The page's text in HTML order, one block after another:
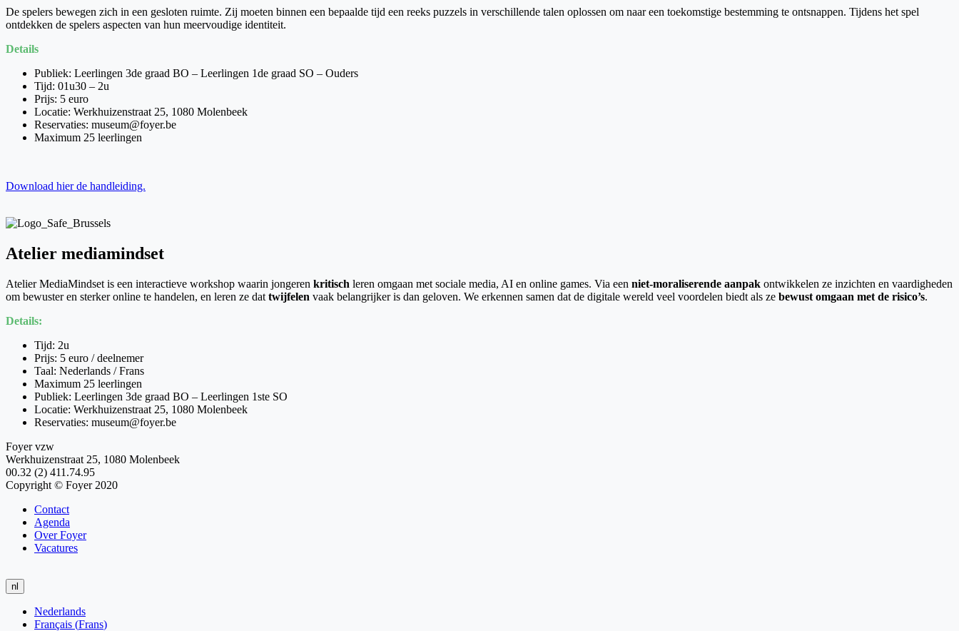
De spelers bewegen zich in een gesloten ruimte. Zij moeten binnen een bepaalde tijd een reeks puzzels in verschillende talen oplossen om naar een toekomstige bestemming te ontsnappen. Tijdens het spel
ontdekken de spelers aspecten van hun meervoudige identiteit.
Details
Publiek: Leerlingen 3de graad BO – Leerlingen 1de graad SO – Ouders
Tijd: 01u30 – 2u
Prijs: 5 euro
Locatie: Werkhuizenstraat 25, 1080 Molenbeek
Reservaties: museum@foyer.be
Maximum 25 leerlingen
Download hier de handleiding.
Atelier mediamindset
Atelier MediaMindset is een interactieve workshop waarin jongeren kritisch leren omgaan met sociale media, AI en online games. Via een niet-moraliserende aanpak ontwikkelen ze inzichten en vaardigheden
om bewuster en sterker online te handelen, en leren ze dat twijfelen vaak belangrijker is dan geloven. We erkennen samen dat de digitale wereld veel voordelen biedt als ze bewust omgaan met de risico’s.
Details:
Tijd: 2u
Prijs: 5 euro / deelnemer
Taal: Nederlands / Frans
Maximum 25 leerlingen
Publiek: Leerlingen 3de graad BO – Leerlingen 1ste SO
Locatie: Werkhuizenstraat 25, 1080 Molenbeek
Reservaties: museum@foyer.be
Foyer vzw
Werkhuizenstraat 25, 1080 Molenbeek
00.32 (2) 411.74.95
Copyright © Foyer 2020
Contact
Agenda
Over Foyer
Vacatures
nl
Nederlands
Français (Frans)